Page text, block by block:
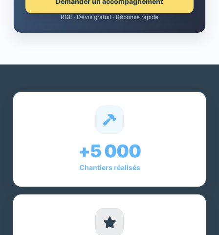
RGE · Devis gratuit · Réponse rapide
+5 000
Chantiers réalisés